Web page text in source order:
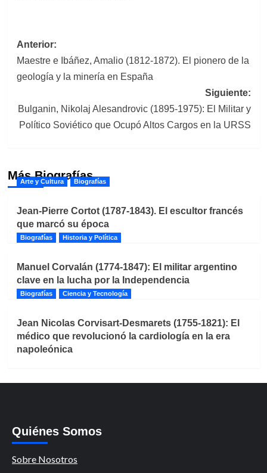
Navegación
de
entradas
Anterior:
Maestre e Ibáñez, Amalio (1812-1872). El pionero de la
geología y la minería en España
Siguiente:
Bulganin, Nikolaj Alesandrovic (1895-1975): El Militar y
Político Soviético que Ocupó Altos Cargos en la URSS
Más Biografías
Arte y Cultura Biografías
Jean-Pierre Cortot (1787-1843). El escultor francés
que marcó su época
Biografías Historia y Política
Manuel Corvalán (1774-1847): El militar argentino
clave en la lucha por la Independencia
Biografías Ciencia y Tecnología
Jean Nicolas Corvisart-Desmarets (1755-1821): El
médico que revolucionó la cardiología en la era
napoleónica
Quiénes Somos
Sobre Nosotros